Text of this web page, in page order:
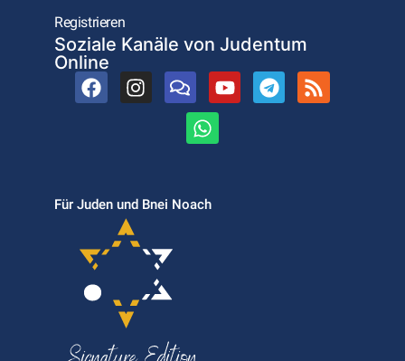
Registrieren
Soziale Kanäle von Judentum
Online
Für Juden und Bnei Noach